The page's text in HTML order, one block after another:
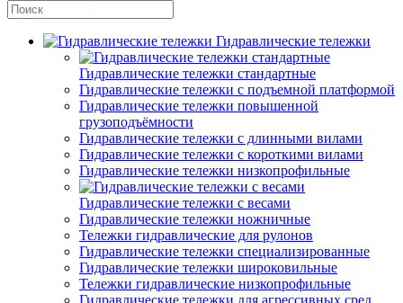
Гидравлические тележки
Гидравлические тележки стандартные
Гидравлические тележки с подъемной платформой
Гидравлические тележки повышенной
грузоподъёмности
Гидравлические тележки с длинными вилами
Гидравлические тележки с короткими вилами
Гидравлические тележки низкопрофильные
Гидравлические тележки с весами
Гидравлические тележки ножничные
Тележки гидравлические для рулонов
Гидравлические тележки специализированные
Гидравлические тележки широковильные
Тележки гидравлические низкопрофильные
Гидравлические тележки для агрессивных сред